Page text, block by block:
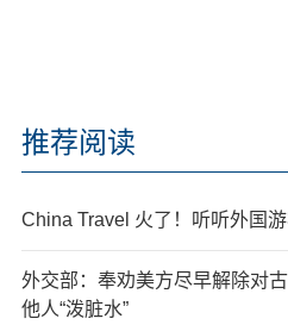
推荐阅读
China Travel 火了！听听外国
外交部：奉劝美方尽早解除对
他人“泼脏水”